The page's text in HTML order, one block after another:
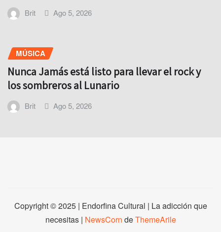
Brit Ago 5, 2026
MÚSICA
Nunca Jamás está listo para llevar el rock y
los sombreros al Lunario
Brit Ago 5, 2026
Copyright © 2025 | Endorfina Cultural | La adicción que
necesitas | NewsCorn deThemeArile